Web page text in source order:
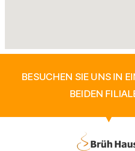
BESUCHEN SIE UNS IN
BEIDEN